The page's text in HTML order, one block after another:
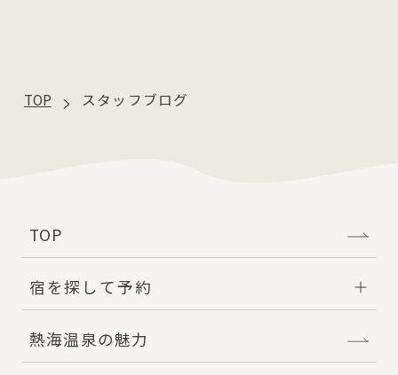
TOP スタッフブログ
TOP
宿を探して予約
熱海温泉の魅力